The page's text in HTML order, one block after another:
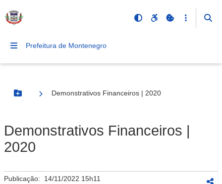
Prefeitura de Montenegro
Botão Menu
Demonstrativos Financeiros | 2020
Demonstrativos Financeiros |
2020
Publicação: 14/11/2022 15h11